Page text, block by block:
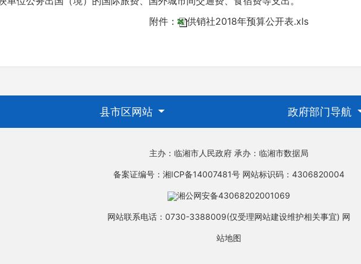
附件：
供销社2018年预算公开表.xls
县市区网站 政府部门导航
主办：临湘市人民政府 承办：临湘市数据局
备案证编号：湘ICP备14007481号 网站标识码：4306820004
湘公网安备43068202001069
网站联系电话：0730-3388009(仅受理网站建设维护相关事宜) 网
站地图